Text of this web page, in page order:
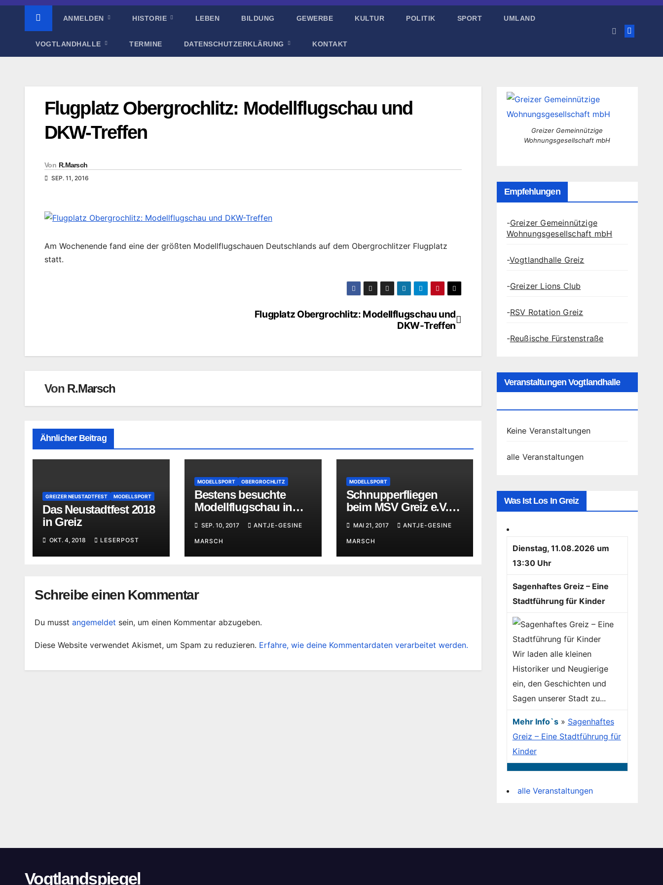
ANMELDEN HISTORIE LEBEN BILDUNG GEWERBE KULTUR POLITIK SPORT UMLAND
VOGTLANDHALLE TERMINE DATENSCHUTZERKLÄRUNG KONTAKT
Flugplatz Obergrochlitz: Modellflugschau und
DKW-Treffen
Von R.Marsch
SEP. 11, 2016
Am Wochenende fand eine der größten Modellflugschauen Deutschlands auf dem Obergrochlitzer Flugplatz
statt.
Flugplatz Obergrochlitz: Modellflugschau und
DKW-Treffen
Von R.Marsch
Ähnlicher Beitrag
GREIZER NEUSTADTFEST MODELLSPORT
Das Neustadtfest 2018
in Greiz
OKT. 4, 2018 LESERPOST
MODELLSPORT OBERGROCHLITZ
Bestens besuchte
Modellflugschau in
SEP. 10, 2017 ANTJE-GESINE
MARSCH
MODELLSPORT
Schnupperfliegen
beim MSV Greiz e.V.
MAI 21, 2017 ANTJE-GESINE
MARSCH
Schreibe einen Kommentar
Du musst angemeldet sein, um einen Kommentar abzugeben.
Diese Website verwendet Akismet, um Spam zu reduzieren. Erfahre, wie deine Kommentardaten verarbeitet werden.
Greizer Gemeinnützige
Wohnungsgesellschaft mbH
Empfehlungen
-Greizer Gemeinnützige
Wohnungsgesellschaft mbH
-Vogtlandhalle Greiz
-Greizer Lions Club
-RSV Rotation Greiz
-Reußische Fürstenstraße
Veranstaltungen Vogtlandhalle
Keine Veranstaltungen
alle Veranstaltungen
Was Ist Los In Greiz
Dienstag, 11.08.2026 um
13:30 Uhr
Sagenhaftes Greiz – Eine
Stadtführung für Kinder
Wir laden alle kleinen
Historiker und Neugierige
ein, den Geschichten und
Sagen unserer Stadt zu...
Mehr Info`s» Sagenhaftes
Greiz – Eine Stadtführung für
Kinder
alle Veranstaltungen
Vogtlandspiegel